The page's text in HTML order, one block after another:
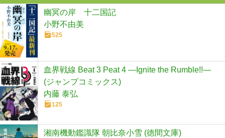
幽冥の岸 十二国記
小野不由美
525
血界戦線 Beat 3 Peat 4 ―Ignite the Rumble!!―
(ジャンプコミックス)
内藤 泰弘
125
湘南機動鑑識隊 朝比奈小雪 (徳間文庫)